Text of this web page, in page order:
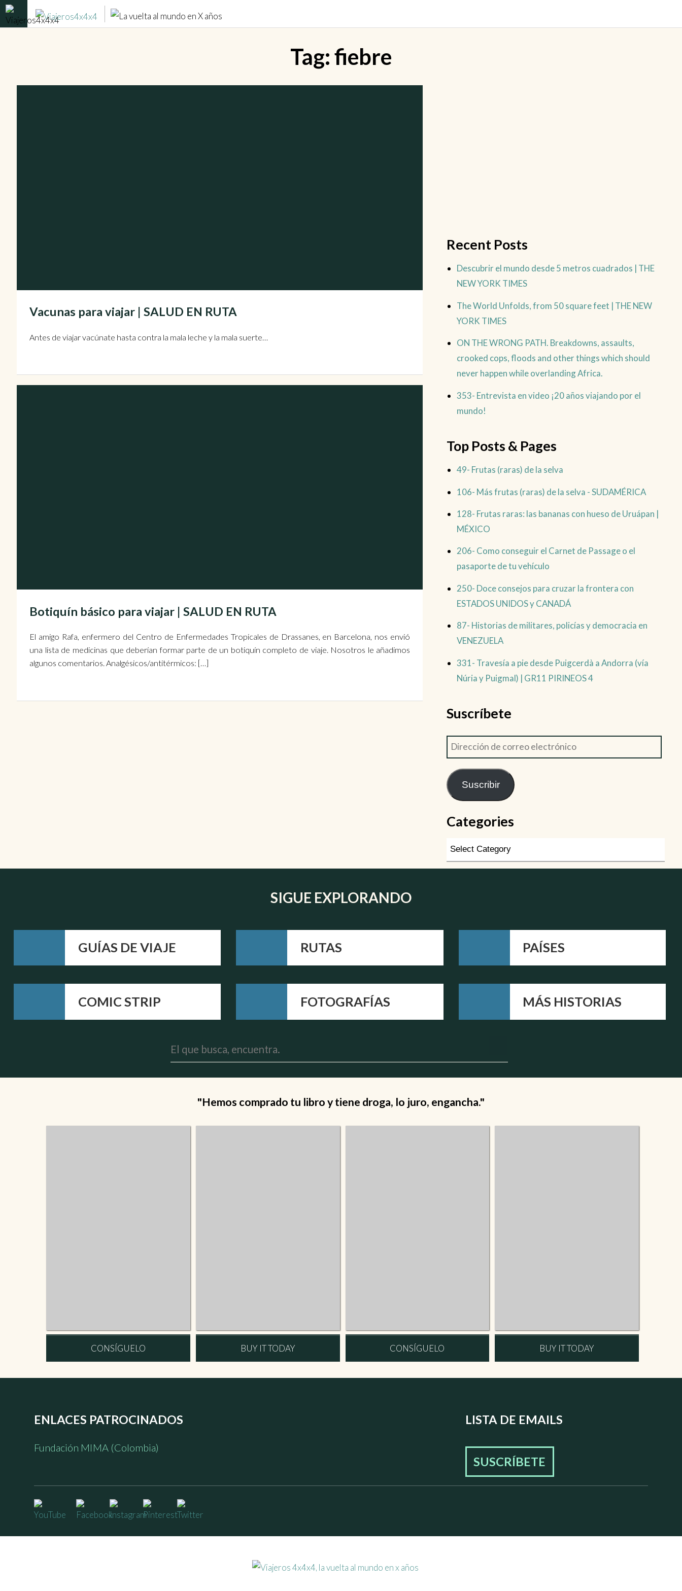
Tag:fiebre
Vacunas para viajar | SALUD EN RUTA
Antes de viajar vacúnate hasta contra la mala leche y la mala suerte…
Botiquín básico para viajar | SALUD EN RUTA
El amigo Rafa, enfermero del Centro de Enfermedades Tropicales de Drassanes, en Barcelona, nos envió
una lista de medicinas que deberían formar parte de un botiquín completo de viaje. Nosotros le añadimos
algunos comentarios. Analgésicos/antitérmicos: […]
Recent Posts
Descubrir el mundo desde 5 metros cuadrados | THE
NEW YORK TIMES
The World Unfolds, from 50 square feet | THE NEW
YORK TIMES
ON THE WRONG PATH. Breakdowns, assaults,
crooked cops, floods and other things which should
never happen while overlanding Africa.
353- Entrevista en video ¡20 años viajando por el
mundo!
Top Posts & Pages
49- Frutas (raras) de la selva
106- Más frutas (raras) de la selva - SUDAMÉRICA
128- Frutas raras: las bananas con hueso de Uruápan |
MÉXICO
206- Como conseguir el Carnet de Passage o el
pasaporte de tu vehículo
250- Doce consejos para cruzar la frontera con
ESTADOS UNIDOS y CANADÁ
87- Historias de militares, policías y democracia en
VENEZUELA
331- Travesía a pie desde Puigcerdà a Andorra (vía
Núria y Puigmal) | GR11 PIRINEOS 4
Suscríbete
Suscribir
Categories
SIGUE EXPLORANDO
GUÍAS DE VIAJE RUTAS PAÍSES
COMIC STRIP FOTOGRAFÍAS MÁS HISTORIAS
"Hemos comprado tu libro y tiene droga, lo juro, engancha."
CONSÍGUELO BUY IT TODAY CONSÍGUELO BUY IT TODAY
ENLACES PATROCINADOS
Fundación MIMA (Colombia)
LISTA DE EMAILS
SUSCRÍBETE